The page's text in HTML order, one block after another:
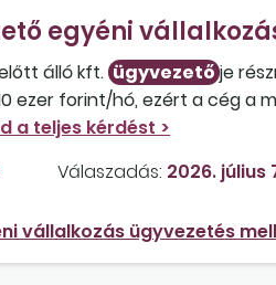
egyéni
álló kft. ügyvezető je
ezer forint/hó, ezért a cég
tevékenységbe kezd.
a helyzet?
Válaszadás: 2026. július
vállalkozás ügyvezetés